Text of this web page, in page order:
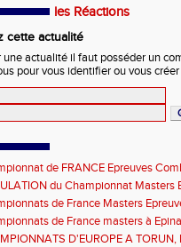
les Réactions
cette actualité
une actualité il faut posséder un
pour vous identifier ou vous
de FRANCE Epreuves
CHATEAUROUX
du Championnat Masters
les 27-28 juin
de France Masters
de France masters à
montée de barres et
D'EUROPE A